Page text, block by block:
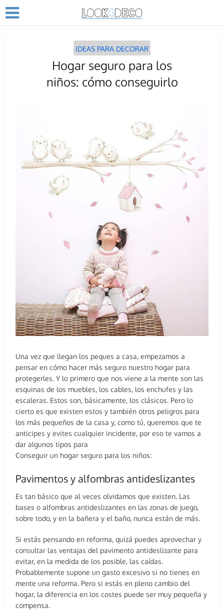
IDEAS PARA DECORAR
Hogar seguro para los
niños: cómo conseguirlo
Una vez que llegan los peques a casa, empezamos a
pensar en cómo hacer más seguro nuestro hogar para
protegerles. Y lo primero que nos viene a la mente son las
esquinas de los muebles, los cables, los enchufes y las
escaleras. Estos son, básicamente, los clásicos. Pero lo
cierto es que existen estos y también otros peligros para
los más pequeños de la casa y, como tú, queremos que te
anticipes y evites cualquier incidente, por eso te vamos a
dar algunos tipos para
Conseguir un hogar seguro para los niños:
Pavimentos y alfombras antideslizantes
Es tan básico que al veces olvidamos que existen. Las
bases o alfombras antideslizantes en las zonas de juego,
sobre todo, y en la bañera y el baño, nunca están de más.
Si estás pensando en reforma, quizá puedes aprovechar y
consultar las ventajas del pavimento antideslizante para
evitar, en la medida de los posible, las caídas.
Probablemente supone un gasto excesivo si no tienes en
mente una reforma. Pero si estás en pleno cambio del
hogar, la diferencia en los costes puede ser muy pequeña y
compensa.